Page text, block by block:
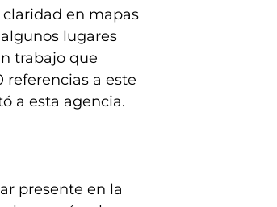
en mapas
lugares
trabajo que
referencias a este
a esta agencia.
presente en la